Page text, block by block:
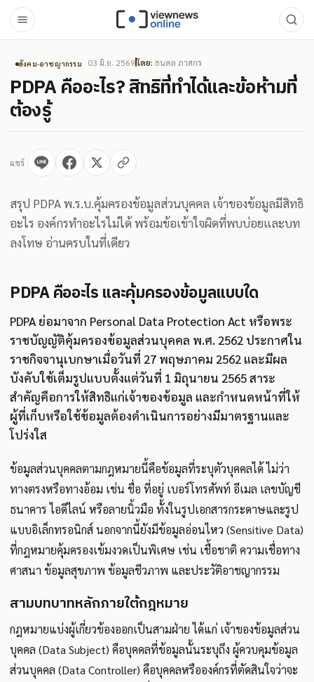
สังคม-อาชญากรรม 03 มิ.ย. 2569โดย: ธนดล ภาสกร
PDPA คืออะไร? สิทธิที่ทำได้และข้อห้ามที่
ต้องรู้
แชร์
สรุป PDPA พ.ร.บ.คุ้มครองข้อมูลส่วนบุคคล เจ้าของข้อมูลมีสิทธิ
อะไร องค์กรทำอะไรไม่ได้ พร้อมข้อเข้าใจผิดที่พบบ่อยและบท
ลงโทษ อ่านครบในที่เดียว
PDPA คืออะไร และคุ้มครองข้อมูลแบบใด
PDPA ย่อมาจาก Personal Data Protection Act หรือพระ
ราชบัญญัติคุ้มครองข้อมูลส่วนบุคคล พ.ศ. 2562 ประกาศใน
ราชกิจจานุเบกษาเมื่อวันที่ 27 พฤษภาคม 2562 และมีผล
บังคับใช้เต็มรูปแบบตั้งแต่วันที่ 1 มิถุนายน 2565 สาระ
สำคัญคือการให้สิทธิแก่เจ้าของข้อมูล และกำหนดหน้าที่ให้
ผู้ที่เก็บหรือใช้ข้อมูลต้องดำเนินการอย่างมีมาตรฐานและ
โปร่งใส
ข้อมูลส่วนบุคคลตามกฎหมายนี้คือข้อมูลที่ระบุตัวบุคคลได้ ไม่ว่า
ทางตรงหรือทางอ้อม เช่น ชื่อ ที่อยู่ เบอร์โทรศัพท์ อีเมล เลขบัญชี
ธนาคาร ไอดีไลน์ หรือลายนิ้วมือ ทั้งในรูปเอกสารกระดาษและรูป
แบบอิเล็กทรอนิกส์ นอกจากนี้ยังมีข้อมูลอ่อนไหว (Sensitive Data)
ที่กฎหมายคุ้มครองเข้มงวดเป็นพิเศษ เช่น เชื้อชาติ ความเชื่อทาง
ศาสนา ข้อมูลสุขภาพ ข้อมูลชีวภาพ และประวัติอาชญากรรม
สามบทบาทหลักภายใต้กฎหมาย
กฎหมายแบ่งผู้เกี่ยวข้องออกเป็นสามฝ่าย ได้แก่ เจ้าของข้อมูลส่วน
บุคคล (Data Subject) คือบุคคลที่ข้อมูลนั้นระบุถึง ผู้ควบคุมข้อมูล
ส่วนบุคคล (Data Controller) คือบุคคลหรือองค์กรที่ตัดสินใจว่าจะ